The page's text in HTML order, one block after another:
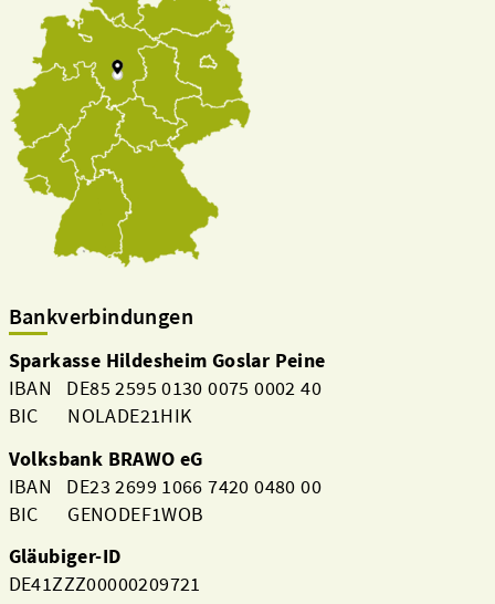
Bankverbindungen
Sparkasse Hildesheim Goslar Peine
IBAN DE85 2595 0130 0075 0002 40
BIC NOLADE21HIK
Volksbank BRAWO eG
IBAN DE23 2699 1066 7420 0480 00
BIC GENODEF1WOB
Gläubiger-ID
DE41ZZZ00000209721